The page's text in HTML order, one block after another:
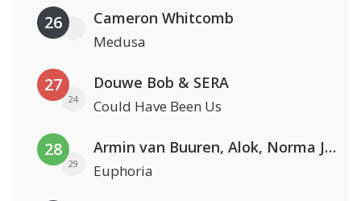
26 Cameron Whitcomb
Medusa
27
24
Douwe Bob & SERA
Could Have Been Us
28
29
Armin van Buuren, Alok, Norma Jean Martine & LAWRENT
Euphoria